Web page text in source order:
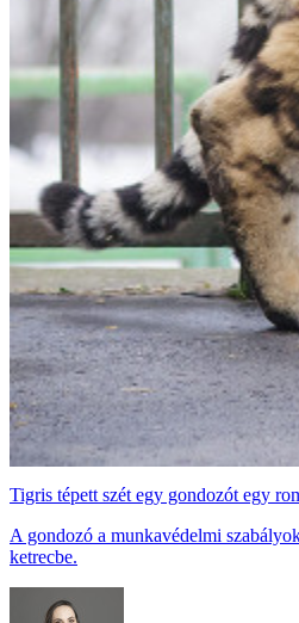
Tigris tépett szét egy gondozót egy
A gondozó a munkavédelmi
ketrecbe.